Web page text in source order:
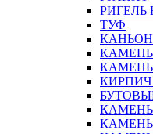
ТУФ
КАНЬОН
КАМЕНЬ